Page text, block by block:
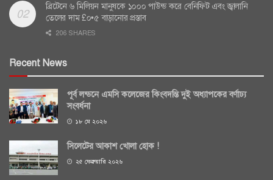
ব্রিটেনে ৬ মিলিয়ন মানুষকে ১০০০ পাউন্ড করে বেনিফিট এবং জ্বালানি
তেলের দাম £০•৫ বাড়ানোর প্রস্তাব
206 SHARES
Recent News
পূর্ব লন্ডনে এমসি কলেজের কিংবদন্তি দুই অধ্যাপকের বর্ণাঢ্য
সংবর্ধনা
১৮ মে ২০২৬
সিলেটের আকাশ খোলা হোক !
২৫ ফেব্রুয়ারি ২০২৬